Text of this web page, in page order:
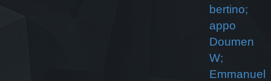
bertino;
appo
Doumen
W;
Emmanuel